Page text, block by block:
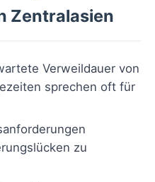
Zentralasien
Verweildauer von
sprechen oft für
zu